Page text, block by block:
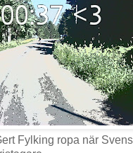
Fylking ropa när